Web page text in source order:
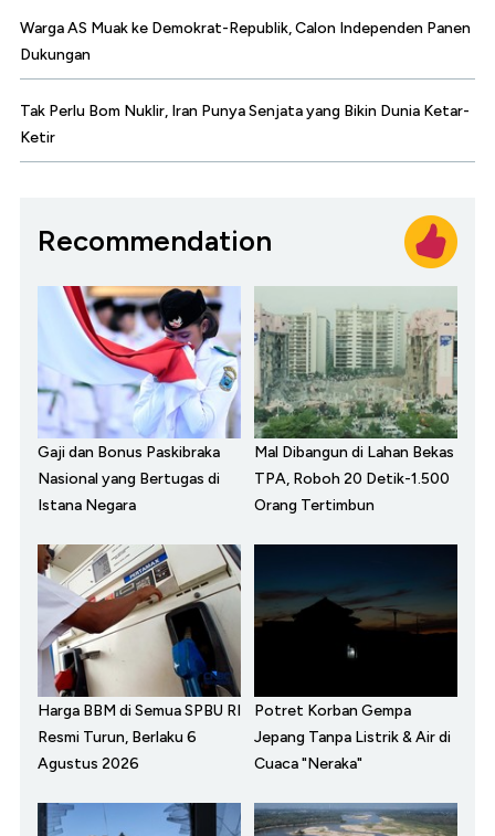
Warga AS Muak ke Demokrat-Republik, Calon Independen Panen
Dukungan
Tak Perlu Bom Nuklir, Iran Punya Senjata yang Bikin Dunia Ketar-
Ketir
Recommendation
Gaji dan Bonus Paskibraka
Nasional yang Bertugas di
Istana Negara
Mal Dibangun di Lahan Bekas
TPA, Roboh 20 Detik-1.500
Orang Tertimbun
Harga BBM di Semua SPBU RI
Resmi Turun, Berlaku 6
Agustus 2026
Potret Korban Gempa
Jepang Tanpa Listrik & Air di
Cuaca "Neraka"